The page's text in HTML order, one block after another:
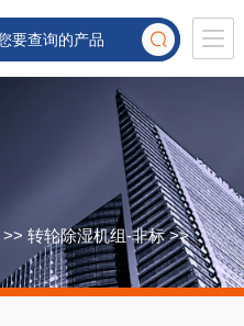
>> 转轮除湿机组-非标>>